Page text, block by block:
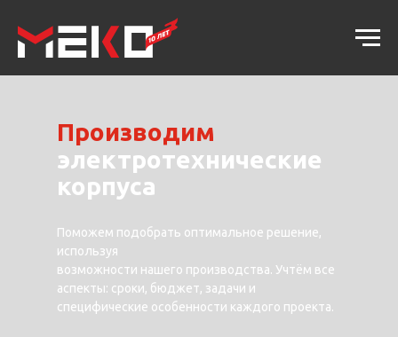
электротехнические
корпуса
Производим
Поможем подобрать оптимальное решение,
используя
возможности нашего производства. Учтём все
аспекты: сроки, бюджет, задачи и
специфические особенности каждого проекта.